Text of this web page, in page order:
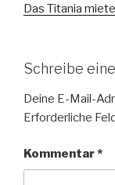
Das Titania
Schreibe
Deine E-Mail-
Erforderliche
Kommentar*